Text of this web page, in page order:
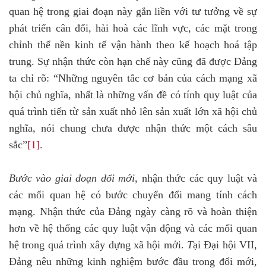
quan hệ trong giai đoạn này gắn liền với tư tưởng về sự
phát triển cân đối, hài hoà các lĩnh vực, các mặt trong
chỉnh thể nền kinh tế vận hành theo kế hoạch hoá tập
trung. Sự nhận thức còn hạn chế này cũng đã được Đảng
ta chỉ rõ: “Những nguyên tắc cơ bản của cách mạng xã
hội chủ nghĩa, nhất là những vấn đề có tính quy luật của
quá trình tiến từ sản xuất nhỏ lên sản xuất lớn xã hội chủ
nghĩa, nói chung chưa được nhận thức một cách sâu
sắc”[1].
Bước vào giai đoạn đổi mới, nhận thức các quy luật và
các mối quan hệ có bước chuyển đổi mang tính cách
mạng. Nhận thức của Đảng ngày càng rõ và hoàn thiện
hơn về hệ thống các quy luật vận động và các mối quan
hệ trong quá trình xây dựng xã hội mới. Tại Đại hội VII,
Đảng nêu những kinh nghiệm bước đầu trong đổi mới,